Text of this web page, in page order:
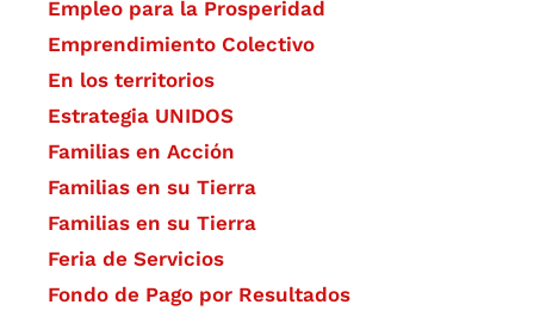
Empleo para la Prosperidad
Emprendimiento Colectivo
En los territorios
Estrategia UNIDOS
Familias en Acción
Familias en su Tierra
Familias en su Tierra
Feria de Servicios
Fondo de Pago por Resultados